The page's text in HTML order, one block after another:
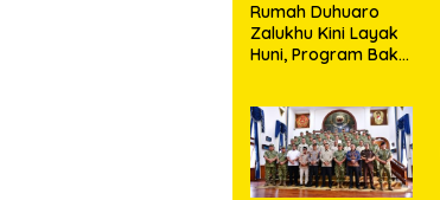
Rumah Duhuaro
Zalukhu Kini Layak
Huni, Program Bakti
Nias Utara